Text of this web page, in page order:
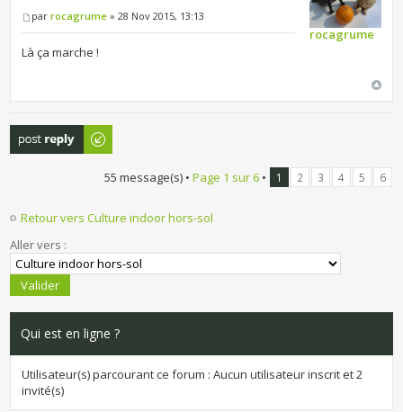
parrocagrume » 28 Nov 2015, 13:13
Là ça marche !
rocagrume
Publier une
réponse
55 message(s) • Page 1 sur 6• 1 2 3 4 5 6
Retour vers Culture indoor hors-sol
Aller vers :
Qui est en ligne ?
Utilisateur(s) parcourant ce forum : Aucun utilisateur inscrit et 2
invité(s)